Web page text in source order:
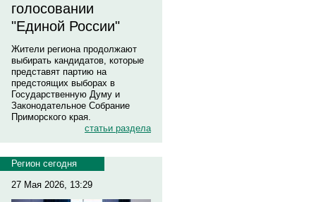
голосовании
"Единой России"
Жители региона продолжают
выбирать кандидатов, которые
представят партию на
предстоящих выборах в
Государственную Думу и
Законодательное Собрание
Приморского края.
статьи раздела
Регион сегодня
27 Мая 2026, 13:29